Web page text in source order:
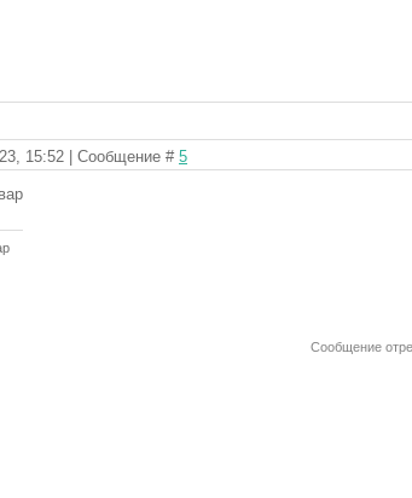
15:52 | Сообщение # 5
Сообщение